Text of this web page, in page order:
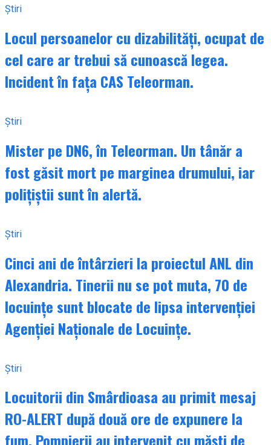
Știri
Locul persoanelor cu dizabilități, ocupat de
cel care ar trebui să cunoască legea.
Incident în fața CAS Teleorman.
Știri
Mister pe DN6, în Teleorman. Un tânăr a
fost găsit mort pe marginea drumului, iar
polițiștii sunt în alertă.
Știri
Cinci ani de întârzieri la proiectul ANL din
Alexandria. Tinerii nu se pot muta, 70 de
locuințe sunt blocate de lipsa intervenției
Agenției Naționale de Locuințe.
Știri
Locuitorii din Smârdioasa au primit mesaj
RO-ALERT după două ore de expunere la
fum. Pompierii au intervenit cu măști de